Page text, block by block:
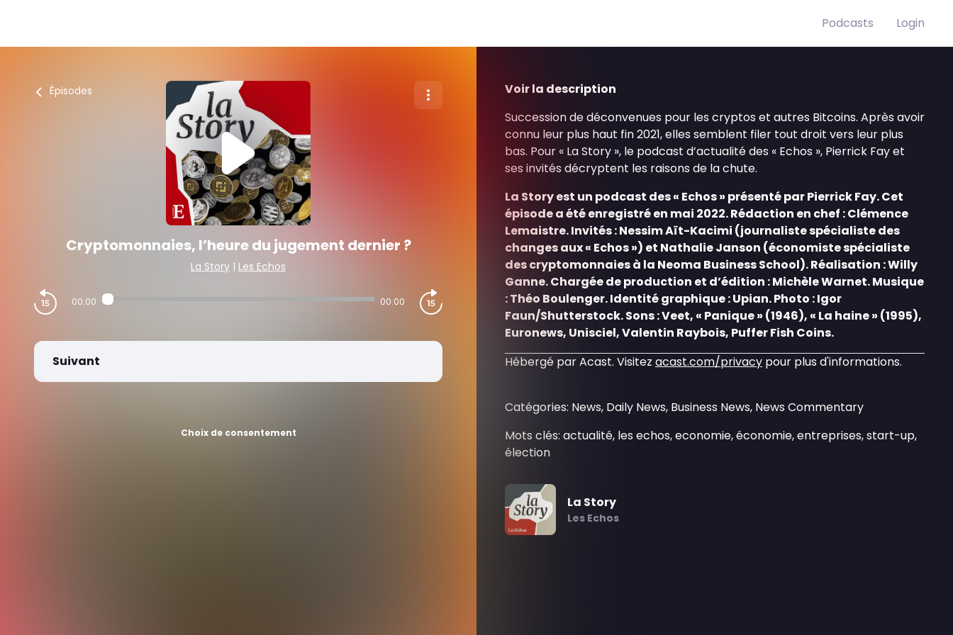
Podcasts Login
Épisodes
Cryptomonnaies, l’heure du jugement dernier ?
La Story | Les Echos
00:00 00:00
Suivant
Choix de consentement
Voir la description
Succession de déconvenues pour les cryptos et autres Bitcoins. Après avoir
connu leur plus haut fin 2021, elles semblent filer tout droit vers leur plus
bas. Pour « La Story », le podcast d’actualité des « Echos », Pierrick Fay et
ses invités décryptent les raisons de la chute.
La Story est un podcast des « Echos » présenté par Pierrick Fay. Cet
épisode a été enregistré en mai 2022. Rédaction en chef : Clémence
Lemaistre. Invités : Nessim Aït-Kacimi (journaliste spécialiste des
changes aux « Echos ») et Nathalie Janson (économiste spécialiste
des cryptomonnaies à la Neoma Business School). Réalisation : Willy
Ganne. Chargée de production et d’édition : Michèle Warnet. Musique
: Théo Boulenger. Identité graphique : Upian. Photo : Igor
Faun/Shutterstock. Sons : Veet, « Panique » (1946), « La haine » (1995),
Euronews, Unisciel, Valentin Raybois, Puffer Fish Coins.
Hébergé par Acast. Visitez acast.com/privacy pour plus d'informations.
Catégories: News, Daily News, Business News, News Commentary
Mots clés: actualité, les echos, economie, économie, entreprises, start-up,
élection
La Story
Les Echos